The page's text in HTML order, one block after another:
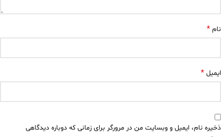
نام *
ایمیل *
ذخیره نام، ایمیل و وبسایت من در مرورگر برای زمانی که دوباره دیدگاهی